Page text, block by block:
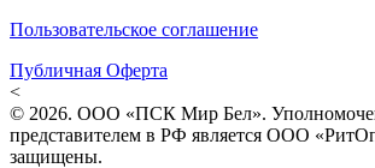
Пользовательское соглашение
Публичная Оферта
<
© 2026. ООО «ПСК Мир Бел».
представителем в РФ является ООО
защищены.